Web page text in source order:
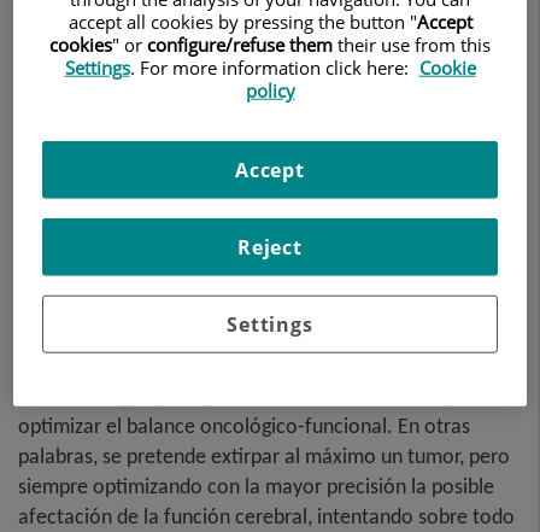
Dirección:Gerardo Conesa
La cirugía oncológica de un órgano tan importante para
la calidad de vida de las personas como el cerebro, es
optimizar el balance oncológico-funcional. En otras
palabras, se pretende extirpar al máximo un tumor, pero
siempre optimizando con la mayor precisión la posible
afectación de la función cerebral, intentando sobre todo
accept all cookies by pressing the button "Accept
cookies" or configure/refuse them their use from this
Settings. For more information click here: Cookie
policy
Settings
Reject
Accept